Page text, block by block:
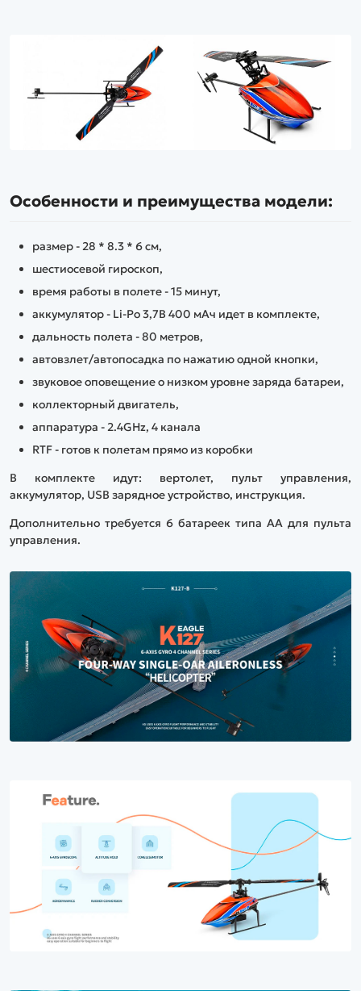
Особенности и преимущества модели:
размер - 28 * 8.3 * 6 см,
шестиосевой гироскоп,
время работы в полете - 15 минут,
аккумулятор - Li-Po 3,7В 400 мАч идет в комплекте,
дальность полета - 80 метров,
автовзлет/автопосадка по нажатию одной кнопки,
звуковое оповещение о низком уровне заряда батареи,
коллекторный двигатель,
аппаратура - 2.4GHz, 4 канала
RTF - готов к полетам прямо из коробки
В комплекте идут: вертолет, пульт управления,
аккумулятор, USB зарядное устройство, инструкция.
Дополнительно требуется 6 батареек типа AA для пульта
управления.